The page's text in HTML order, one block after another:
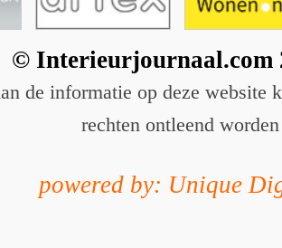
© Interieurjournaal.com
de informatie op deze website
rechten ontleend worden
powered by: Unique